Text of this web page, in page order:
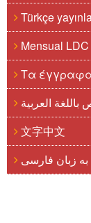
Türkçe
Mensual
Τα έγγραφα
باللغة العربية
文字中文
زبان فارسی